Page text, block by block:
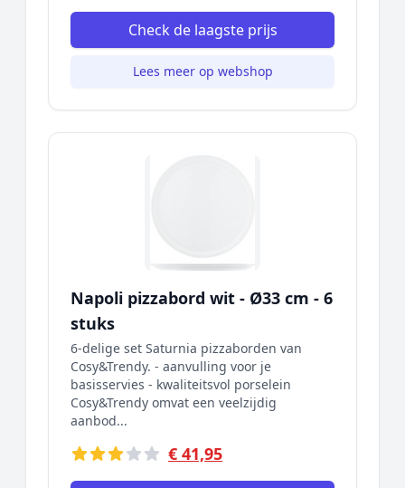
Check de laagste prijs
Lees meer op webshop
Napoli pizzabord wit - Ø33 cm - 6
stuks
6-delige set Saturnia pizzaborden van
Cosy&Trendy. - aanvulling voor je
basisservies - kwaliteitsvol porselein
Cosy&Trendy omvat een veelzijdig
aanbod...
€ 41,95